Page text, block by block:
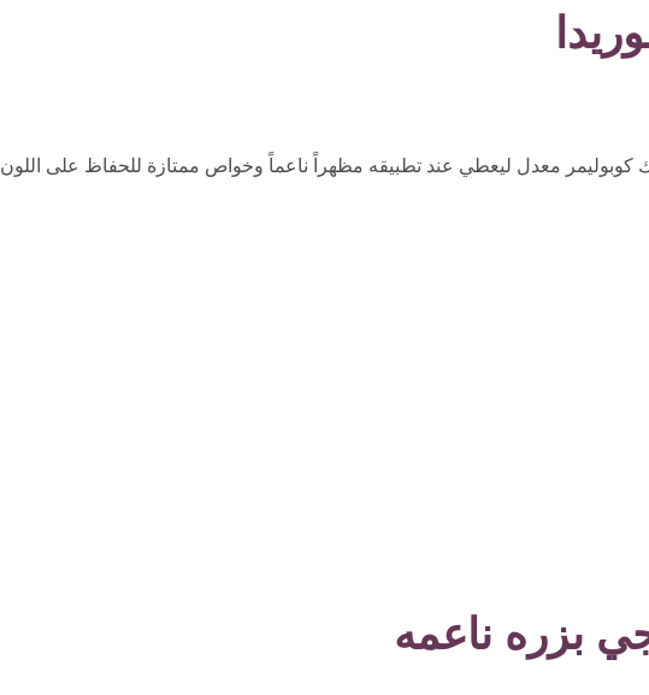
معدل ليعطي عند تطبيقه مظهراً ناعماً وخواص ممتازة للحفاظ على اللون
بزره ناعمه